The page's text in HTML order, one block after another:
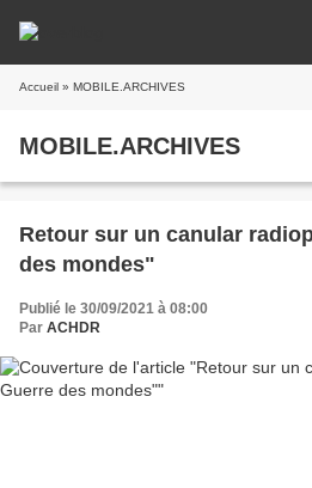
Accueil » MOBILE.ARCHIVES
MOBILE.ARCHIVES
Retour sur un canular
des mondes"
Publié le 30/09/2021 à 08:00
Par ACHDR